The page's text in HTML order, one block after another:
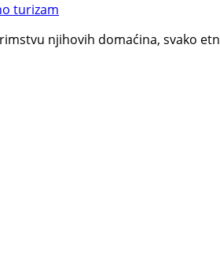
turizam
njihovih domaćina, svako